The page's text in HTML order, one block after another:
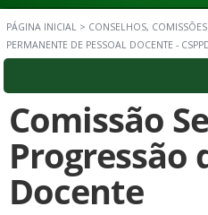
PÁGINA INICIAL > CONSELHOS,
PERMANENTE DE PESSOAL DOCENTE -
Comissão
Progressão
Docente